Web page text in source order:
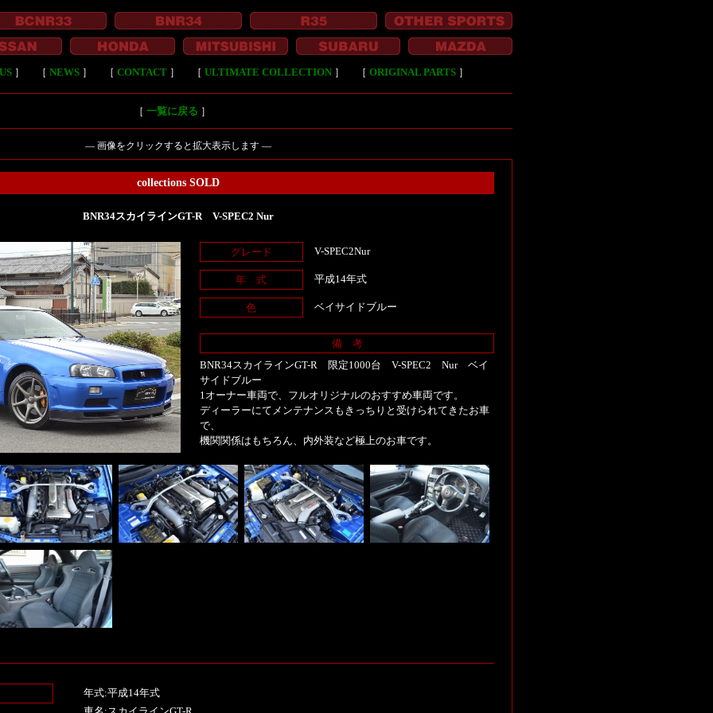
］ ［ NEWS］ ［ CONTACT］ ［ ULTIMATE COLLECTION］ ［ ORIGINAL PARTS］
［ 一覧に戻る ］
― 画像をクリックすると拡大表示します ―
collections SOLD
BNR34スカイラインGT-R V-SPEC2 Nur
グレード V-SPEC2Nur
年 式 平成14年式
色 ベイサイドブルー
備 考
BNR34スカイラインGT-R 限定1000台 V-SPEC2 Nur ベイ
サイドブルー
1オーナー車両で、フルオリジナルのおすすめ車両です。
ディーラーにてメンテナンスもきっちりと受けられてきたお車
で、
機関関係はもちろん、内外装など極上のお車です。
年式:平成14年式
車名:スカイラインGT-R